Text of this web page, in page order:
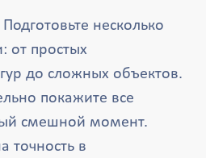
Подготовьте несколько
от простых
до сложных объектов.
покажите все
смешной момент.
точность в